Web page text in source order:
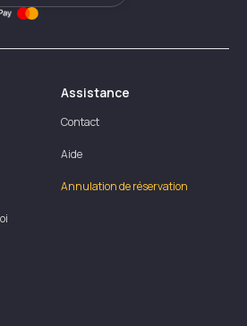
Assistance
Contact
Aide
Annulation de réservation